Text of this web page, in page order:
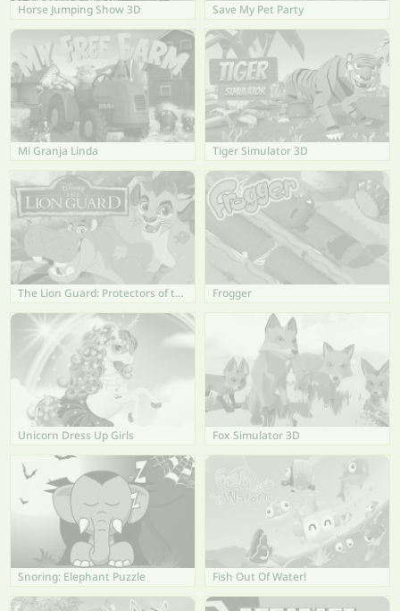
Horse Jumping Show 3D Save My Pet Party
Mi Granja Linda Tiger Simulator 3D
The Lion Guard: Protectors of the Pridelands Frogger
Unicorn Dress Up Girls Fox Simulator 3D
Snoring: Elephant Puzzle Fish Out Of Water!